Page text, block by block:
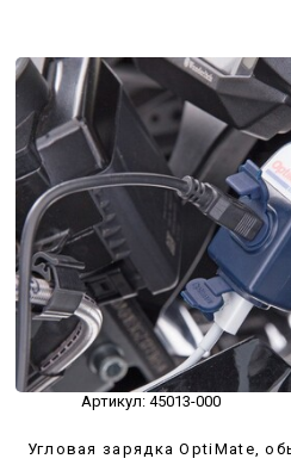
Артикул: 45013-000
Угловая зарядка OptiMate,